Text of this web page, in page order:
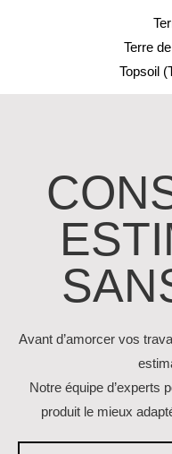
Terre
Topsoil
Avant d’amorcer vos
Notre équipe d’experts
produit le mieux